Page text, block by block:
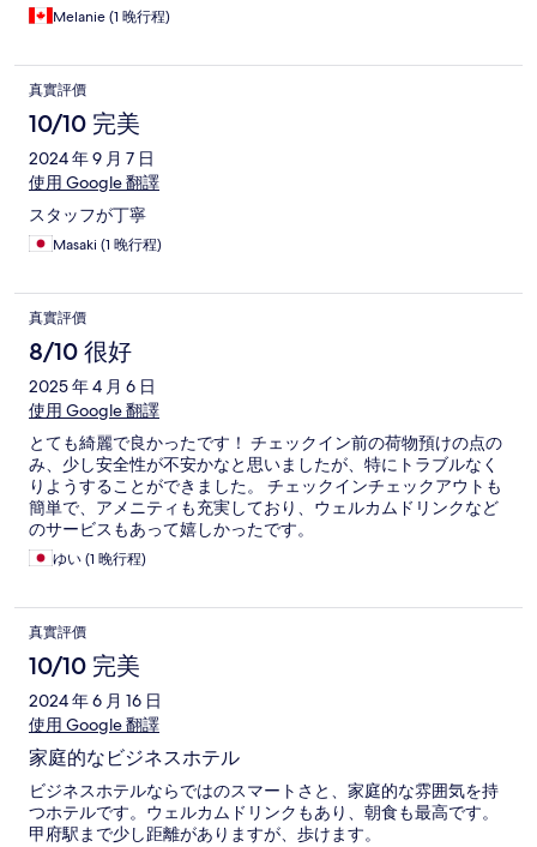
Melanie (1 晚行程)
真實評價
10/10 完美
2024 年 9 月 7 日
使用 Google 翻譯
スタッフが丁寧
Masaki (1 晚行程)
真實評價
8/10 很好
2025 年 4 月 6 日
使用 Google 翻譯
とても綺麗で良かったです！ チェックイン前の荷物預けの点の
み、少し安全性が不安かなと思いましたが、特にトラブルなく
りようすることができました。 チェックインチェックアウトも
簡単で、アメニティも充実しており、ウェルカムドリンクなど
のサービスもあって嬉しかったです。
ゆい (1 晚行程)
真實評價
10/10 完美
2024 年 6 月 16 日
使用 Google 翻譯
家庭的なビジネスホテル
ビジネスホテルならではのスマートさと、家庭的な雰囲気を持
つホテルです。ウェルカムドリンクもあり、朝食も最高です。
甲府駅まで少し距離がありますが、歩けます。